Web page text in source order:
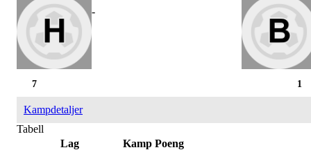
-
1
7
Kampdetaljer
Tabell
Lag
Kamp Poeng